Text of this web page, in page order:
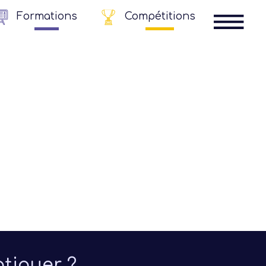
Formations Compétitions